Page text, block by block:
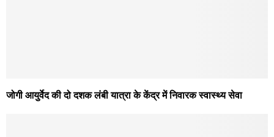
जोगी आयुर्वेद की दो दशक लंबी यात्रा के केंद्र में निवारक स्वास्थ्य सेवा